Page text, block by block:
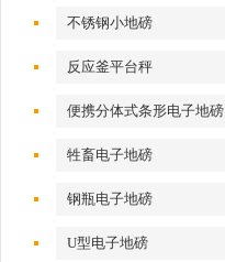
不锈钢小地磅
反应釜平台秤
便携分体式条形电子地磅
牲畜电子地磅
钢瓶电子地磅
U型电子地磅